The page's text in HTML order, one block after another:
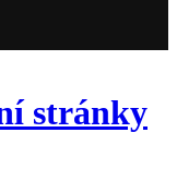
stránky